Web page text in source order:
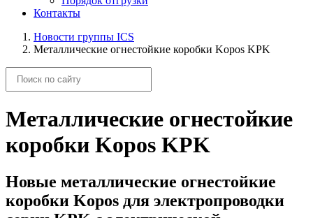
Контакты
Новости группы ICS
Металлические огнестойкие коробки Kopos KPK
Металлические огнестойкие
коробки Kopos KPK
Новые металлические огнестойкие
коробки Kopos для электропроводки